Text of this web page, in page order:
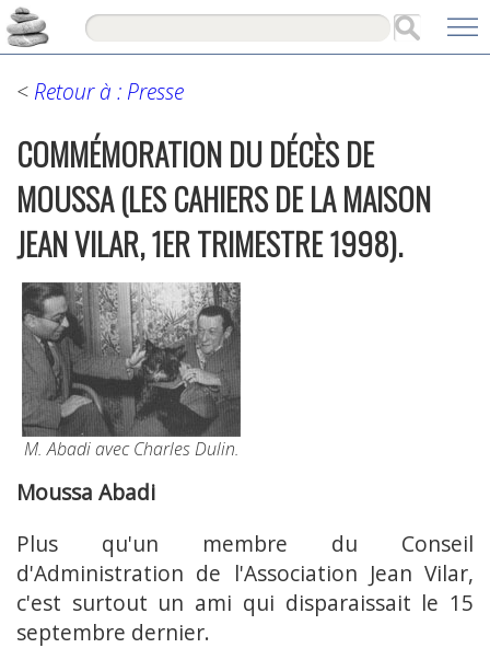
< Retour à : Presse
COMMÉMORATION DU DÉCÈS DE
MOUSSA (LES CAHIERS DE LA MAISON
JEAN VILAR, 1ER TRIMESTRE 1998).
M. Abadi avec Charles Dulin.
Moussa Abadi
Plus qu'un membre du Conseil
d'Administration de l'Association Jean Vilar,
c'est surtout un ami qui disparaissait le 15
septembre dernier.